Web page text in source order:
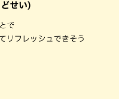
せい)
で
リフレッシュできそう